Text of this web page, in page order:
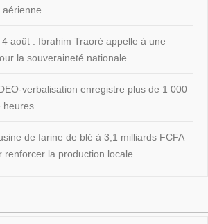
aérienne
août : Ibrahim Traoré appelle à une
la souveraineté nationale
verbalisation enregistre plus de 1 000
heures
de farine de blé à 3,1 milliards FCFA
renforcer la production locale